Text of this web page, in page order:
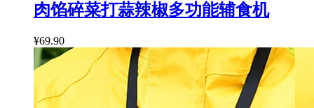
肉馅碎菜打蒜辣椒多功能辅食机
¥69.90